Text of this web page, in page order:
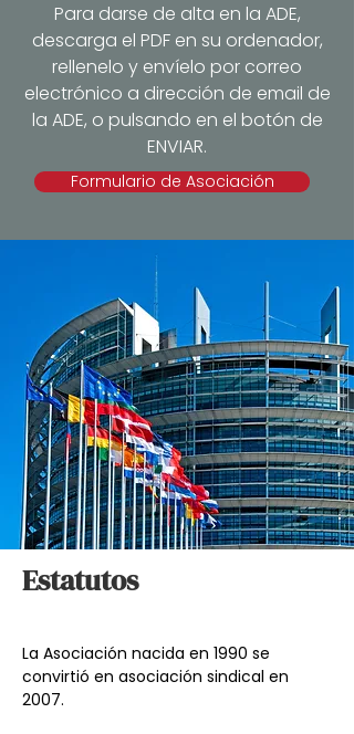
Para darse de alta en la ADE,
descarga el PDF en su ordenador,
rellenelo y envíelo por correo
electrónico a dirección de email de
la ADE, o pulsando en el botón de
ENVIAR.
Formulario de Asociación
Estatutos
La Asociación nacida en 1990 se
convirtió en asociación sindical en
2007.